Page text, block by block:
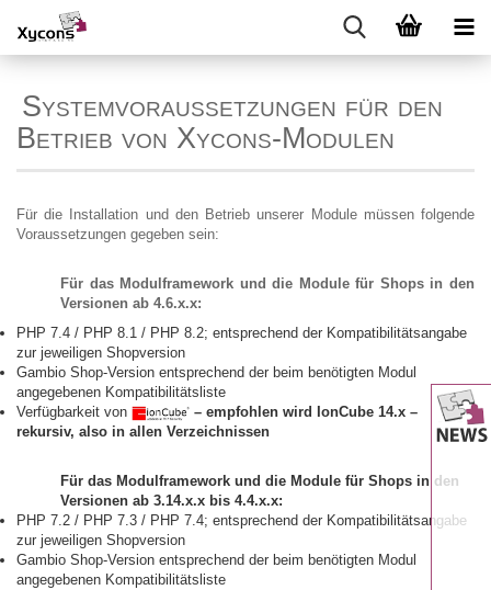
Systemvoraussetzungen für den
Betrieb von Xycons-Modulen
Für die Installation und den Betrieb unserer Module müssen folgende
Voraussetzungen gegeben sein:
Für das Modulframework und die Module für Shops in den
Versionen ab 4.6.x.x:
PHP 7.4 / PHP 8.1 / PHP 8.2; entsprechend der Kompatibilitätsangabe
zur jeweiligen Shopversion
Gambio Shop-Version entsprechend der beim benötigten Modul
angegebenen Kompatibilitätsliste
Verfügbarkeit von
– empfohlen wird IonCube 14.x –
rekursiv, also in allen Verzeichnissen
Für das Modulframework und die Module für Shops in den
Versionen ab 3.14.x.x bis 4.4.x.x:
PHP 7.2 / PHP 7.3 / PHP 7.4; entsprechend der Kompatibilitätsangabe
zur jeweiligen Shopversion
Gambio Shop-Version entsprechend der beim benötigten Modul
angegebenen Kompatibilitätsliste